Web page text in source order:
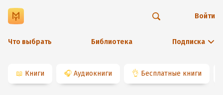
Что выбрать Библиотека Подписка
Войти
📖 Книги 🎧 Аудиокниги 👌 Бесплатные книги